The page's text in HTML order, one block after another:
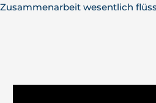
wesentlich